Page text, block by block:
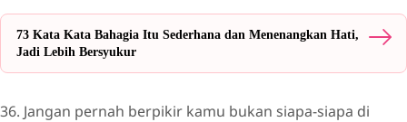
73 Kata Kata Bahagia Itu Sederhana dan Menenangkan Hati,
Jadi Lebih Bersyukur
36. Jangan pernah berpikir kamu bukan siapa-siapa di